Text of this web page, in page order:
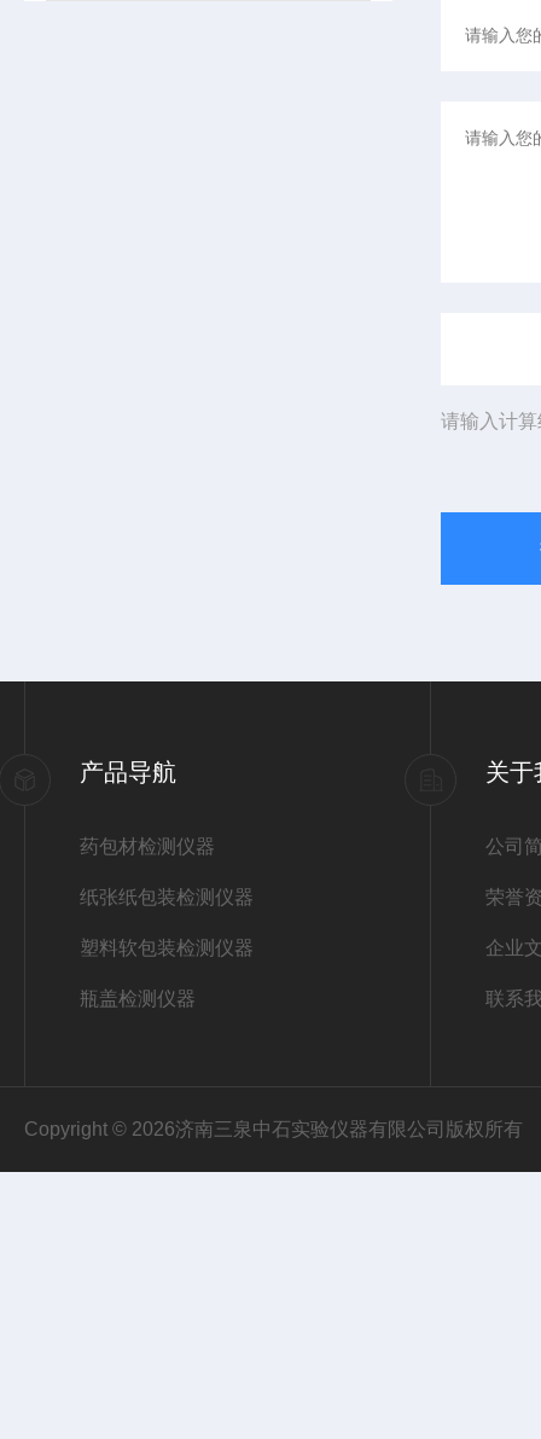
请输入计
产品导航
药包材检测仪器
纸张纸包装检测仪器
塑料软包装检测仪器
瓶盖检测仪器
关于
公司
荣誉
企业
联系
Copyright © 2026济南三泉中石实验仪器有限公司版权所有